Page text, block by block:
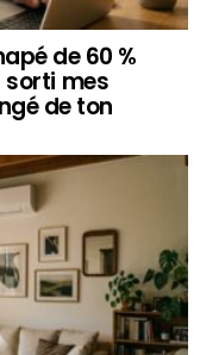
de 60 %
sorti mes
de ton